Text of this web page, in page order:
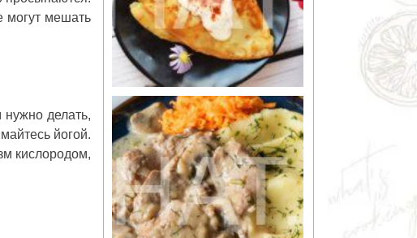
могут мешать
делать,
йогой.
кислородом,